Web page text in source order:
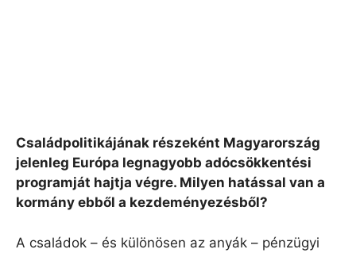
Családpolitikájának részeként Magyarország
jelenleg Európa legnagyobb adócsökkentési
programját hajtja végre. Milyen hatással van a
kormány ebből a kezdeményezésből?
A családok – és különösen az anyák – pénzügyi